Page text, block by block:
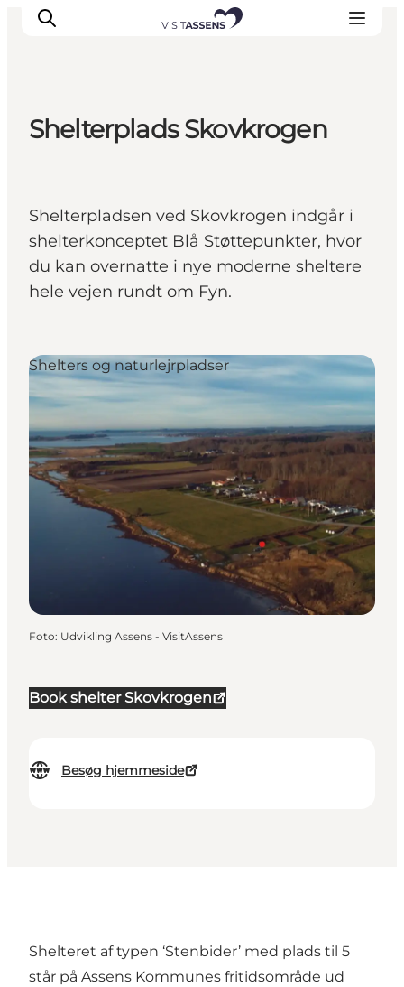
Spis & drik
Det sker
Åbningstider
Shelterplads Skovkrogen
Shelterpladsen ved Skovkrogen indgår i
shelterkonceptet Blå Støttepunkter, hvor
du kan overnatte i nye moderne sheltere
hele vejen rundt om Fyn.
Book shelter Skovkrogen
Besøg hjemmeside
Shelters og naturlejrpladser
Foto: Udvikling Assens - VisitAssens
Shelteret af typen ‘Stenbider’ med plads til 5
står på Assens Kommunes fritidsområde ud